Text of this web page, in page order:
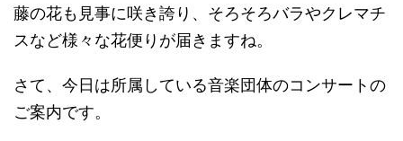
藤の花も見事に咲き誇り、そろそろバラやクレマチ
スなど様々な花便りが届きますね。
さて、今日は所属している音楽団体のコンサートの
ご案内です。